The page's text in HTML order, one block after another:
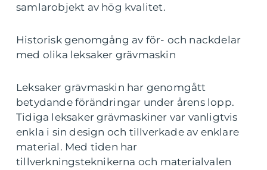
samlarobjekt av hög kvalitet.
Historisk genomgång av för- och nackdelar
med olika leksaker grävmaskin
Leksaker grävmaskin har genomgått
betydande förändringar under årens lopp.
Tidiga leksaker grävmaskiner var vanligtvis
enkla i sin design och tillverkade av enklare
material. Med tiden har
tillverkningsteknikerna och materialvalen